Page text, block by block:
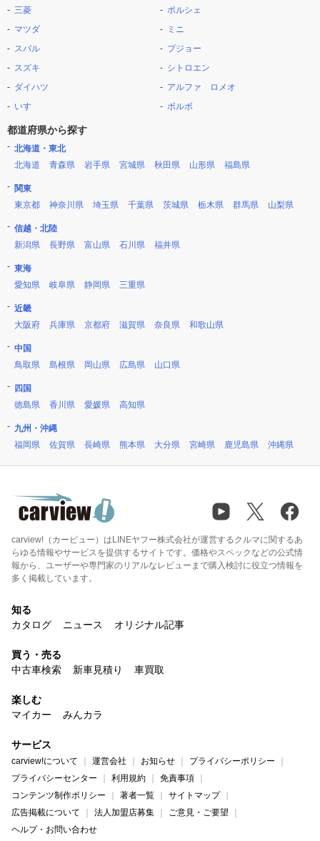
三菱
マツダ
スバル
スズキ
ダイハツ
いすゞ
ポルシェ
ミニ
プジョー
シトロエン
アルファ ロメオ
ボルボ
都道府県から探す
北海道・東北
北海道
青森県 岩手県 宮城県 秋田県 山形県 福島県
関東
東京都
神奈川県 埼玉県 千葉県 茨城県 栃木県 群馬県 山梨県
信越・北陸
新潟県
長野県 富山県 石川県 福井県
東海
愛知県
岐阜県 静岡県 三重県
近畿
大阪府
兵庫県 京都府 滋賀県 奈良県 和歌山県
中国
鳥取県
島根県 岡山県 広島県 山口県
四国
徳島県
香川県 愛媛県 高知県
九州・沖縄
福岡県
佐賀県 長崎県 熊本県 大分県 宮崎県 鹿児島県 沖縄県
carview!（カービュー）はLINEヤフー株式会社が運営するクルマに関するあ
らゆる情報やサービスを提供するサイトです。価格やスペックなどの公式情
報から、ユーザーや専門家のリアルなレビューまで購入検討に役立つ情報を
多く掲載しています。
知る
カタログ
ニュース オリジナル記事
買う・売る
中古車検索
新車見積り 車買取
楽しむ
マイカー
みんカラ
サービス
carview!について 運営会社 お知らせ
プライバシーポリシー
プライバシーセンター
利用規約
免責事項
コンテンツ制作ポリシー
著者一覧
サイトマップ
広告掲載について
法人加盟店募集
ご意見・ご要望
ヘルプ・お問い合わせ